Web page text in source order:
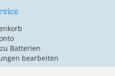
Batterien
bearbeiten